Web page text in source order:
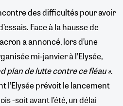
des difficultés pour avoir
Face à la hausse de
a annoncé, lors d’une
mi-janvier à l’Elysée,
plan de lutte contre ce fléau ».
l’Elysée prévoit le lancement
-soit avant l’été, un délai